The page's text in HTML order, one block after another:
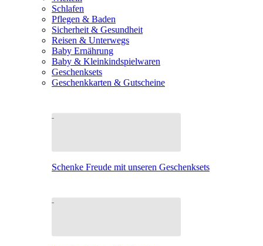
Schlafen
Pflegen & Baden
Sicherheit & Gesundheit
Reisen & Unterwegs
Baby Ernährung
Baby & Kleinkindspielwaren
Geschenksets
Geschenkkarten & Gutscheine
Schenke Freude mit unseren Geschenksets